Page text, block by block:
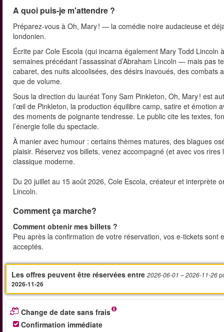
A quoi puis-je m'attendre ?
Préparez-vous à Oh, Mary ! — la comédie noire audacieuse et
londonien.
Écrite par Cole Escola (qui incarna également Mary Todd
semaines précédant l’assassinat d’Abraham Lincoln — mais pas
cabaret, des nuits alcoolisées, des désirs inavoués, des combats
que de volume.
Sous la direction du lauréat Tony Sam Pinkleton, Oh, Mary ! est
l’œil de Pinkleton, la production équilibre camp, satire et émotion
des moments de poignante tendresse. Le public cite les textes,
l’énergie folle du spectacle.
À manier avec humour : certains thèmes matures, des blagues
plaisir. Réservez vos billets, venez accompagné (et avec vos
classique moderne.
Du 20 juillet au 15 août 2026, Cole Escola, créateur et interprète
Lincoln.
Comment ça marche?
Comment obtenir mes billets ?
Peu après la confirmation de votre réservation, vos e‑tickets
acceptés.
Les offres peuvent être réservées entre 2026-06-01 – 2026-11-26
2026-11-26
Change de date sans frais
Confirmation immédiate